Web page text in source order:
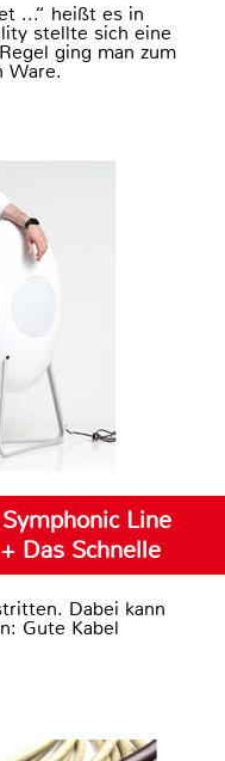
...“ heißt es in
stellte sich eine
ging man zum
Ware.
Line
Das Schnelle
Dabei kann
Gute Kabel